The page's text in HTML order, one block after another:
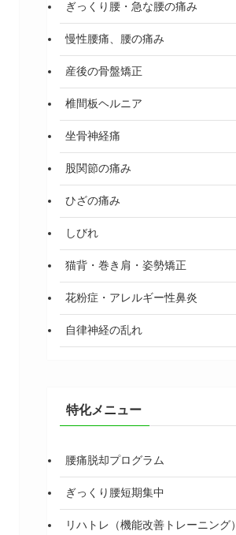
ぎっくり腰・急な腰の痛み
慢性腰痛、腰の痛み
産後の骨盤矯正
椎間板ヘルニア
坐骨神経痛
股関節の痛み
ひざの痛み
しびれ
猫背・巻き肩・姿勢矯正
花粉症・アレルギー性鼻炎
自律神経の乱れ
特化メニュー
腰痛脱却プログラム
ぎっくり腰短期集中
リハトレ（機能改善トレーニング）